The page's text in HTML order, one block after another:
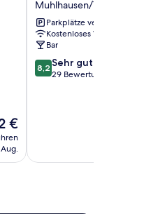
€
Aug.
Der
Stadtmauer
Muhlhausen/Thuringen
Muhlhausen/Thuringen
Parkplätze verfügbar
Kostenloses WLAN
Bar
8.2
von
8,2 Sehr gut
29 Bewertungen